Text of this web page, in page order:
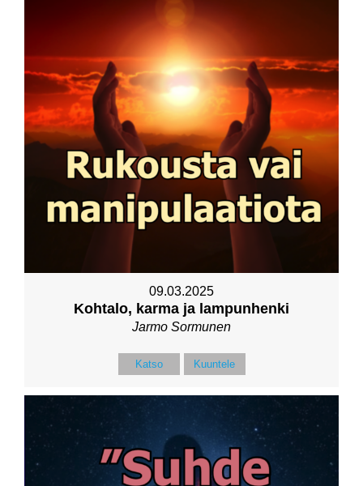
09.03.2025
Kohtalo, karma ja lampunhenki
Jarmo Sormunen
Katso Kuuntele